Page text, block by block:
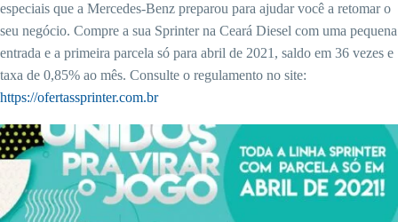
especiais que a Mercedes-Benz preparou para ajudar você a retomar o
seu negócio. Compre a sua Sprinter na Ceará Diesel com uma pequena
entrada e a primeira parcela só para abril de 2021, saldo em 36 vezes e
taxa de 0,85% ao mês. Consulte o regulamento no site:
https://ofertassprinter.com.br